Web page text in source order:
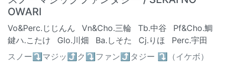
OWARI
Vo&Perc.じじんん Vn&Cho.三輪 Tb.中谷
Pf&Cho.鯛
鍵ハ.こたけ
Glo.川畑 Ba.しそた Cj.りほ
Perc.宇田
スノー⤵︎マジッ⤴︎ク⤵︎ファン⤴︎タジー ⤵︎（イケボ）